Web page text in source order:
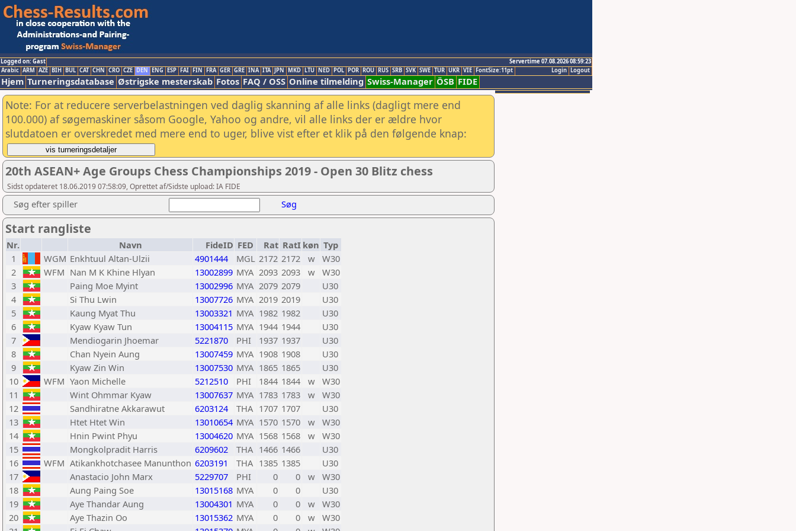
Logged on: Gast
Servertime 07.08.2026 08:59:23
Logout
Login
Arabic ARM AZE BIH BUL CAT CHN CRO CZE DEN ENG ESP FAI FIN FRA GER GRE INA ITA JPN MKD LTU NED POL POR ROU RUS SRB SVK SWE TUR UKR VIE FontSize:11pt
Hjem Turneringsdatabase Østrigske mesterskab Fotos FAQ / OSS Online tilmelding Swiss-Manager ÖSB FIDE
Note: For at reducere serverbelastningen ved daglig skanning af alle links (dagligt mere end
100.000) af søgemaskiner såsom Google, Yahoo og andre, vil alle links der er ældre hvor
slutdatoen er overskredet med mere end to uger, blive vist efter et klik på den følgende knap:
20th ASEAN+ Age Groups Chess Championships 2019 - Open 30 Blitz chess
Sidst opdateret 18.06.2019 07:58:09, Oprettet af/Sidste upload: IA FIDE
Søg efter spiller Søg
Start rangliste
Nr. Navn FideID FED Rat RatI køn Typ
1
WGM Enkhtuul Altan-Ulzii 4901444 MGL 2172 2172 w
W30
2
WFM Nan M K Khine Hlyan 13002899 MYA 2093 2093 w
W30
3
Paing Moe Myint 13002996 MYA 2079 2079
U30
4
Si Thu Lwin 13007726 MYA 2019 2019
U30
5
Kaung Myat Thu 13003321 MYA 1982 1982
U30
6
Kyaw Kyaw Tun 13004115 MYA 1944 1944
U30
7
Mendiogarin Jhoemar 5221870 PHI 1937 1937
U30
8
Chan Nyein Aung 13007459 MYA 1908 1908
U30
9
Kyaw Zin Win 13007530 MYA 1865 1865
U30
10
WFM Yaon Michelle 5212510 PHI 1844 1844 w
W30
11
Wint Ohmmar Kyaw 13007637 MYA 1783 1783 w
W30
12
Sandhiratne Akkarawut 6203124 THA 1707 1707
U30
13
Htet Htet Win 13010654 MYA 1570 1570 w
W30
14
Hnin Pwint Phyu 13004620 MYA 1568 1568 w
W30
15
Mongkolpradit Harris 6209602 THA 1466 1466
U30
16
WFM Atikankhotchasee Manunthon 6203191 THA 1385 1385
U30
17
Anastacio John Marx 5229707 PHI 0 0 w
W30
18
Aung Paing Soe 13015168 MYA 0 0
U30
19
Aye Thandar Aung 13004301 MYA 0 0 w
W30
20
Aye Thazin Oo 13015362 MYA 0 0 w
W30